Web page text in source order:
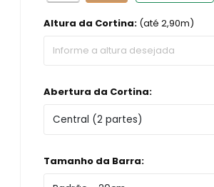
Altura da Cortina: (até 2,90m)
Abertura da Cortina:
Tamanho da Barra: